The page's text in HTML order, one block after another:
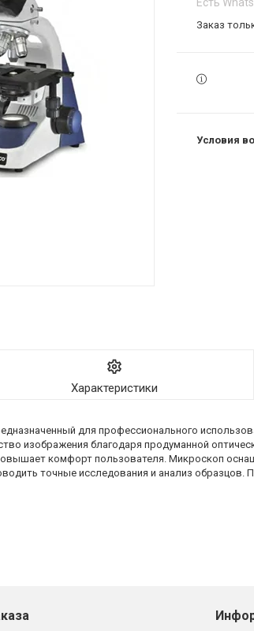
Заказ
Характеристики
для профессионального
изображения благодаря продуманной
комфорт пользователя. Микроскоп
точные исследования и анализ образцов.